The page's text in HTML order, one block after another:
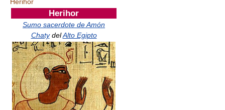
Herihor
Sumo sacerdote de Amón
ChatydelAlto Egipto